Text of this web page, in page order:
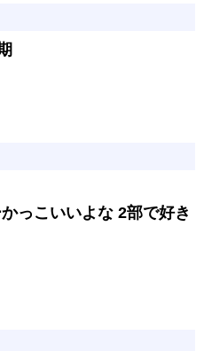
っこいいよな 2部で好き